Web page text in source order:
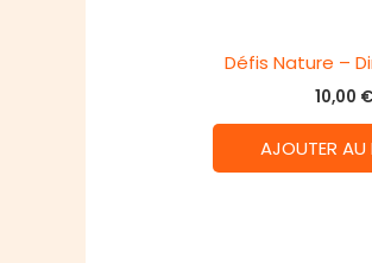
Défis Nature –
10,00 €
AJOUTER AU